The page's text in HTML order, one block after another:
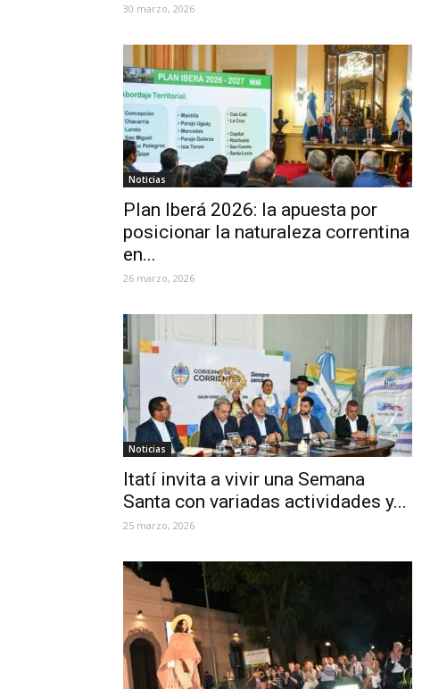
30 marzo, 2026
Noticias
Plan Iberá 2026: la apuesta por
posicionar la naturaleza correntina
en...
26 marzo, 2026
Noticias
Itatí invita a vivir una Semana
Santa con variadas actividades y...
25 marzo, 2026